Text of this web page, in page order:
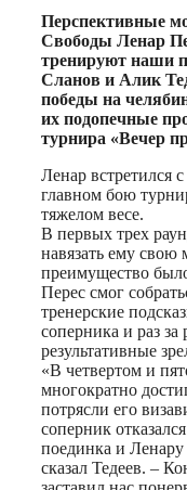
Print
Перспективные
Свободы Ленар
тренируют наши
Сланов и Алик
победы на
их подопечные
турнира «Вечер
Ленар встретился
главном бою
тяжелом весе.
В первых трех
навязать ему свою
преимущество
Перес смог
тренерские
соперника и раз за
результативные
«В четвертом и
многократно
потрясли его
соперник
поединка и
сказал Тедеев. –